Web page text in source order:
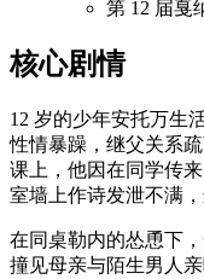
第 12 届戛
核心剧情
12 岁的少年安托万生
性情暴躁，继父关系
课上，他因在同学传
室墙上作诗发泄不满，
在同桌勒内的怂恿下
撞见母亲与陌生男人